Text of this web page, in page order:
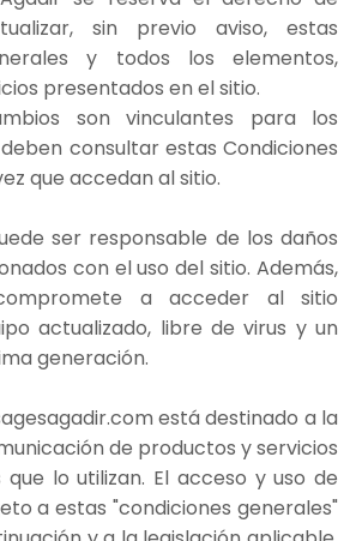
sin previo aviso, estas
y todos los elementos,
presentados en el sitio.
son vinculantes para los
consultar estas Condiciones
que accedan al sitio.
ser responsable de los daños
con el uso del sitio. Además,
a acceder al sitio
actualizado, libre de virus y un
generación.
está destinado a la
de productos y servicios
que lo utilizan. El acceso y uso de
a estas "condiciones generales"